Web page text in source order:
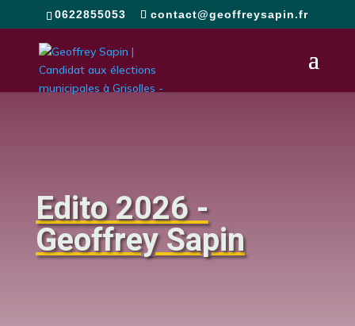
0622855053 contact@geoffreysapin.fr
Edito 2026 -
Geoffrey Sapin